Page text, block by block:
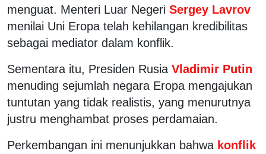
menguat. Menteri Luar Negeri Sergey Lavrov
menilai Uni Eropa telah kehilangan kredibilitas
sebagai mediator dalam konflik.
Sementara itu, Presiden Rusia Vladimir Putin
menuding sejumlah negara Eropa mengajukan
tuntutan yang tidak realistis, yang menurutnya
justru menghambat proses perdamaian.
Perkembangan ini menunjukkan bahwa konflik